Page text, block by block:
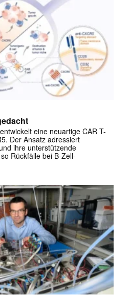
eine neuartige CAR T-
Der Ansatz adressiert
ihre unterstützende
Rückfälle bei B-Zell-